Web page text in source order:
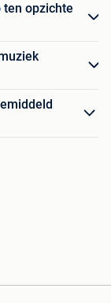
ten opzichte